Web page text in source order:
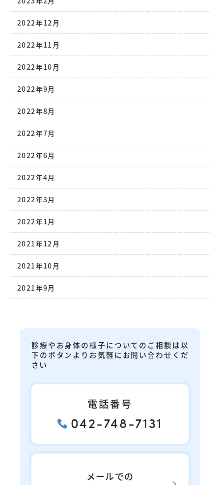
2022年12月
2022年11月
2022年10月
2022年9月
2022年8月
2022年7月
2022年6月
2022年4月
2022年3月
2022年1月
2021年12月
2021年10月
2021年9月
診療やお身体の様子についてのご相談は以
下のボタンよりお気軽にお問い合わせくだ
さい
電話番号
042-748-7131
メールでの